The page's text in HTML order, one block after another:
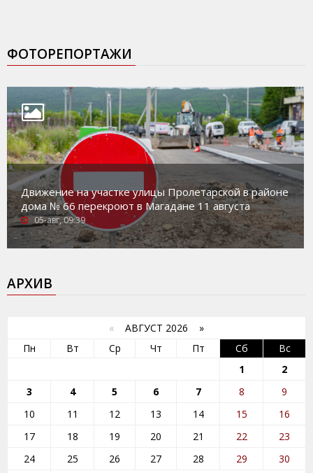
ФОТОРЕПОРТАЖИ
Движение на участке улицы Пролетарской в районе
дома № 66 перекроют в Магадане 11 августа
05-авг, 09:39
АРХИВ
« АВГУСТ 2026 »
Пн
Вт Ср Чт Пт Сб
Вс
1
2
3
4 5 6 7 8
9
10
11 12 13 14 15
16
17
18 19 20 21 22
23
24
25 26 27 28 29
30